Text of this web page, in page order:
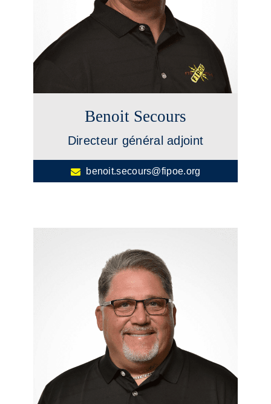
Benoit Secours
Directeur général adjoint
benoit.secours@fipoe.org